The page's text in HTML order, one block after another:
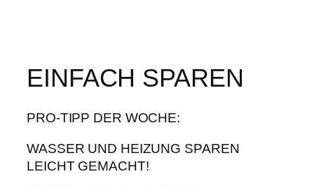
EINFACH SPAREN
PRO-TIPP DER WOCHE:
WASSER UND HEIZUNG SPAREN
LEICHT GEMACHT!